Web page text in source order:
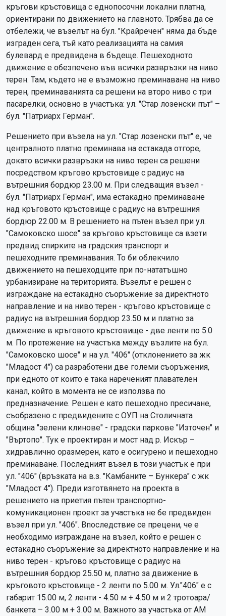
кръгови кръстовища с еднопосочни локални платна,
ориентирани по движението на главното. Трябва да се
отбележи, че възелът на бул. "Крайречен" няма да бъде
изграден сега, тъй като реализацията на самия
булевард е предвидена в бъдеще. Пешеходното
движение е обезпечено във всички развръзки на ниво
терен. Там, където не е възможно преминаване на ниво
терен, преминаванията са решени на второ ниво с три
пасарелки, основно в участъка: ул. "Стар лозенски път" –
бул. "Патриарх Герман".
Решението при възела на ул. "Стар лозенски път" е, че
централното платно преминава на естакада отгоре,
докато всички развръзки на ниво терен са решени
посредством кръгово кръстовище с радиус на
вътрешния бордюр 23.00 м. При следващия възел -
бул. "Патриарх Герман", има естакадно преминаване
над кръговото кръстовище с радиус на вътрешния
бордюр 22.00 м. В решението на пътен възел при ул.
"Самоковско шосе" за кръгово кръстовище са взети
предвид спирките на градския транспорт и
пешеходните преминавания. То би облекчило
движението на пешеходците при по-нататъшно
урбанизиране на територията. Възелът е решен с
изграждане на естакадно съоръжение за директното
направление и на ниво терен - кръгово кръстовище с
радиус на вътрешния бордюр 23.50 м и платно за
движение в кръговото кръстовище - две ленти по 5.0
м. По протежение на участъка между възлите на бул.
"Самоковско шосе" и на ул. "406" (отклонението за жк
"Младост 4") са разработени две големи съоръжения,
при едното от които е така нареченият плавателен
канал, който в момента не се използва по
предназначение. Решен е като пешеходно пресичане,
съобразено с предвидените с ОУП на Столичната
община "зелени клинове" - градски паркове "Източен" и
"Въртопо". Тук е проектиран и мост над р. Искър –
хидравлично оразмерен, като е осигурено и пешеходно
преминаване. Последният възел в този участък е при
ул. "406" (връзката на в.з. "Камбаните – Бункера" с жк
"Младост 4"). Преди изготвянето на проекта в
решението на приетия пътен транспортно-
комуникационен проект за участъка не бе предвиден
възел при ул. "406". Впоследствие се прецени, че е
необходимо изграждане на възел, който е решен с
естакадно съоръжение за директното направление и на
ниво терен - кръгово кръстовище с радиус на
вътрешния бордюр 25.50 м, платно за движение в
кръговото кръстовище - 2 ленти по 5.00 м. Ул."406" е с
габарит 15.00 м, 2 ленти - 4.50 м + 4.50 м и 2 тротоара/
банкета – 3.00 м + 3.00 м. Важното за участъка от АМ